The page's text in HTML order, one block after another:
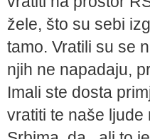
žele, što su sebi
tamo. Vratili su se
njih ne napadaju,
Imali ste dosta
vratiti te naše ljude